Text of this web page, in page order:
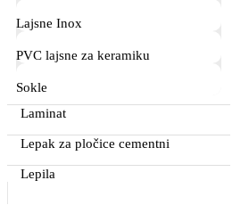
Lajsne Inox
PVC lajsne za keramiku
Sokle
Laminat
Lepak za pločice cementni
Lepila